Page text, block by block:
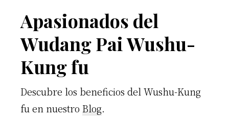
Footer
Apasionados del
Wudang Pai Wushu-
Kung fu
Descubre los beneficios del Wushu-Kung
fu en nuestro Blog.